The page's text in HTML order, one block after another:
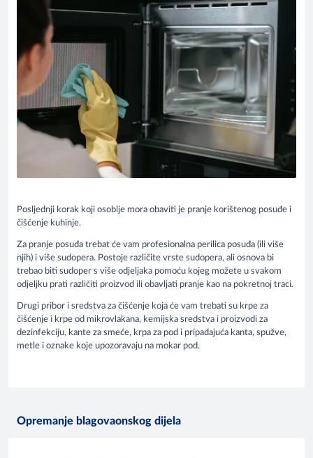
Posljednji korak koji osoblje mora obaviti je pranje korištenog posuđe i
čišćenje kuhinje.
Za pranje posuđa trebat će vam profesionalna perilica posuđa (ili više
njih) i više sudopera. Postoje različite vrste sudopera, ali osnova bi
trebao biti sudoper s više odjeljaka pomoću kojeg možete u svakom
odjeljku prati različiti proizvod ili obavljati pranje kao na pokretnoj traci.
Drugi pribor i sredstva za čišćenje koja će vam trebati su krpe za
čišćenje i krpe od mikrovlakana, kemijska sredstva i proizvodi za
dezinfekciju, kante za smeće, krpa za pod i pripadajuća kanta, spužve,
metle i oznake koje upozoravaju na mokar pod.
Opremanje blagovaonskog dijela